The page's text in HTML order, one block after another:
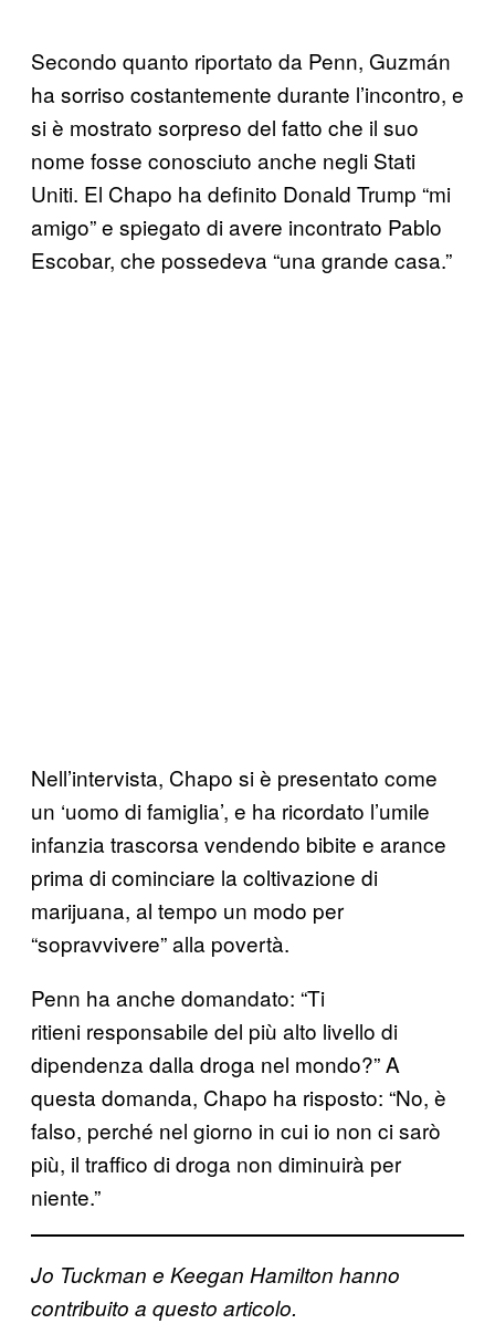
Secondo quanto riportato da Penn, Guzmán
ha sorriso costantemente durante l’incontro, e
si è mostrato sorpreso del fatto che il suo
nome fosse conosciuto anche negli Stati
Uniti. El Chapo ha definito Donald Trump “mi
amigo” e spiegato di avere incontrato Pablo
Escobar, che possedeva “una grande casa.”
Nell’intervista, Chapo si è presentato come
un ‘uomo di famiglia’, e ha ricordato l’umile
infanzia trascorsa vendendo bibite e arance
prima di cominciare la coltivazione di
marijuana, al tempo un modo per
“sopravvivere” alla povertà.
Penn ha anche domandato: “Ti
ritieni responsabile del più alto livello di
dipendenza dalla droga nel mondo?” A
questa domanda, Chapo ha risposto: “No, è
falso, perché nel giorno in cui io non ci sarò
più, il traffico di droga non diminuirà per
niente.”
Jo Tuckman e Keegan Hamilton hanno
contribuito a questo articolo.